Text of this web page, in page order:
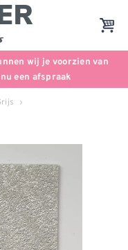
wij je voorzien van
een afspraak